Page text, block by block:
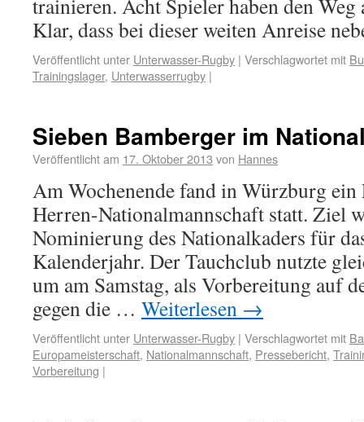
trainieren. Acht Spieler haben den
Klar, dass bei dieser weiten Anreise
Veröffentlicht unter Unterwasser-Rugby | Verschlagwortet mit
Trainingslager, Unterwasserrugby |
Sieben Bamberger im
Veröffentlicht am 17. Oktober 2013 von Hannes
Am Wochenende fand in Würzburg
Herren-Nationalmannschaft statt. Ziel
Nominierung des Nationalkaders für
Kalenderjahr. Der Tauchclub nutzte
um am Samstag, als Vorbereitung auf
gegen die … Weiterlesen →
Veröffentlicht unter Unterwasser-Rugby | Verschlagwortet mit
Europameisterschaft, Nationalmannschaft, Pressebericht,
Vorbereitung |